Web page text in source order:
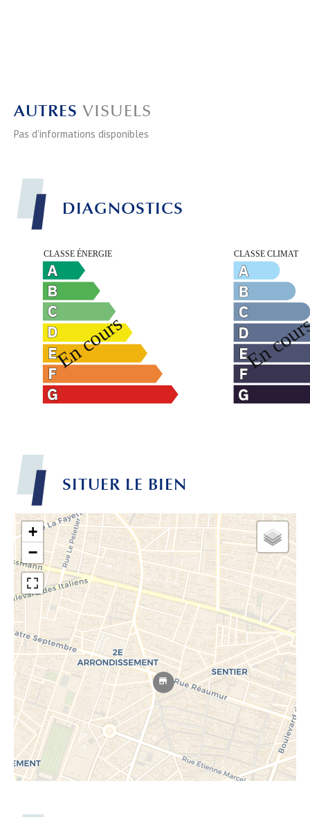
AUTRES VISUELS
Pas d'informations disponibles
DIAGNOSTICS
SITUER LE BIEN
+
−